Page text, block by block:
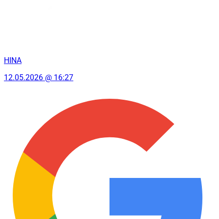
HINA
12.05.2026 @ 16:27